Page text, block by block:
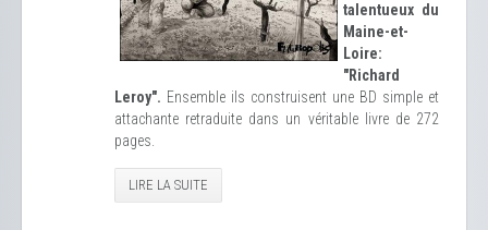
talentueux du
Maine-et-
Loire:
"Richard
Leroy". Ensemble ils construisent une BD simple et
attachante retraduite dans un véritable livre de 272
pages.
LIRE LA SUITE